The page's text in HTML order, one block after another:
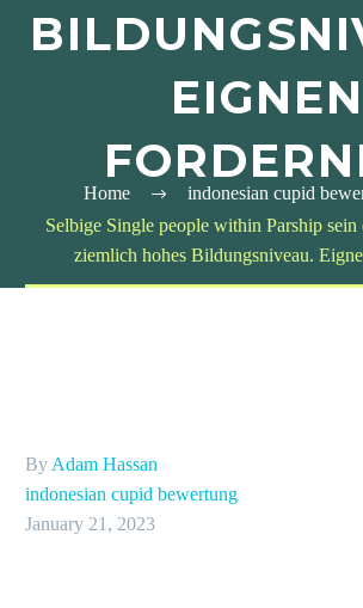
EIGNEN
Home
indonesian cupid
Selbige Single people within Parship sein
ziemlich hohes Bildungsniveau.
By Adam Hassan
indonesian cupid bewertung
January 21, 2023